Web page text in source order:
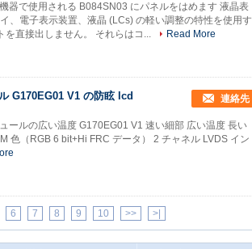
器で使用される B084SN03 にパネルをはめます 液晶表
、電子表示装置、液晶 (LCs) の軽い調整の特性を使用す
を直接出しません。 それらはコ...
Read More
G170EG01 V1 の防眩 lcd
連絡先
ールの広い温度 G170EG01 V1 速い細部 広い温度 長い
色（RGB 6 bit+Hi FRC データ） 2 チャネル LVDS イン
6 7 8 9 10 >> >|